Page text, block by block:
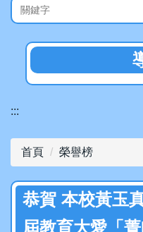
行
中
:::
首頁 榮譽榜
恭賀 本校黃玉
屆教育大愛「菁